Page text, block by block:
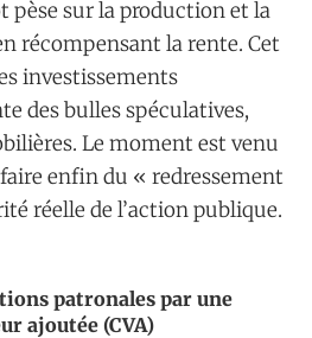
pèse sur la production et la
récompensant la rente. Cet
investissements
des bulles spéculatives,
Le moment est venu
enfin du « redressement
réelle de l’action publique.
patronales par une
ajoutée (CVA)